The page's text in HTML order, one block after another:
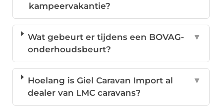
kampeervakantie?
Wat gebeurt er tijdens een BOVAG-
onderhoudsbeurt?
▼
Hoelang is Giel Caravan Import al
dealer van LMC caravans?
▼